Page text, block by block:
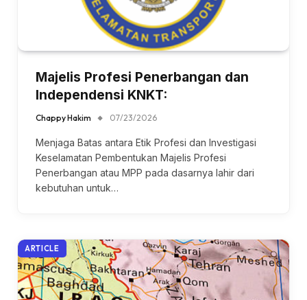
Majelis Profesi Penerbangan dan
Independensi KNKT:
Chappy Hakim 07/23/2026
Menjaga Batas antara Etik Profesi dan Investigasi
Keselamatan Pembentukan Majelis Profesi
Penerbangan atau MPP pada dasarnya lahir dari
kebutuhan untuk…
ARTICLE